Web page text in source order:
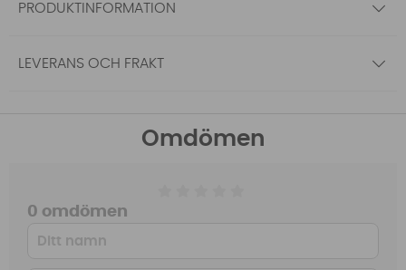
PRODUKTINFORMATION
LEVERANS OCH FRAKT
Omdömen
0 omdömen